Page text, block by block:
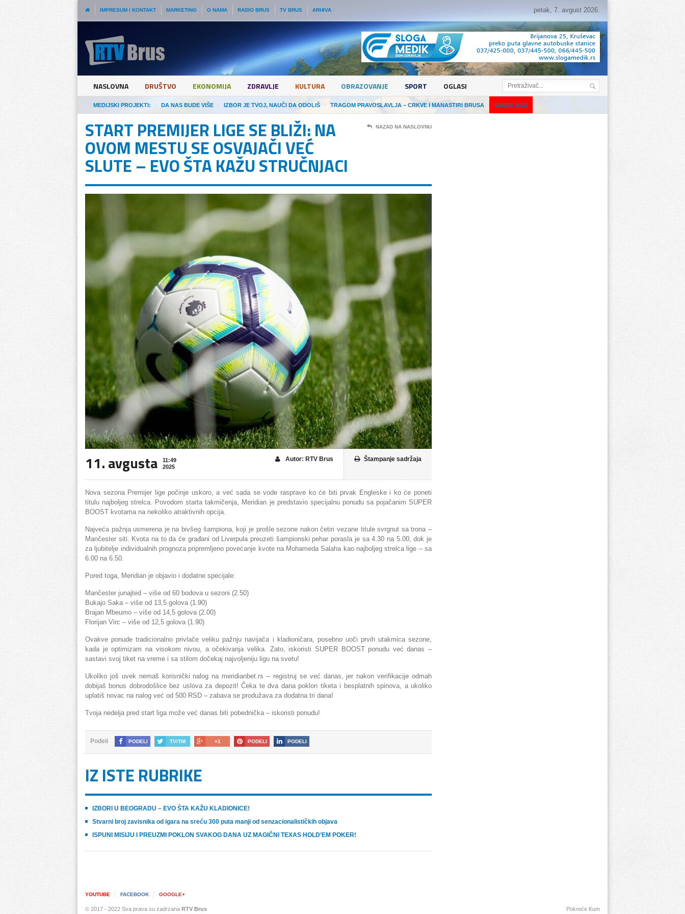
IMPRESUM / KONTAKT MARKETING O NAMA RADIO BRUS TV BRUS ARHIVA petak, 7. avgust 2026.
NASLOVNA DRUŠTVO EKONOMIJA ZDRAVLJE KULTURA OBRAZOVANJE SPORT OGLASI
MEDIJSKI PROJEKTI: DA NAS BUDE VIŠE IZBOR JE TVOJ, NAUČI DA ODOLIŠ TRAGOM PRAVOSLAVLJA – CRKVE I MANASTIRI BRUSA IZBORI 2022
START PREMIJER LIGE SE BLIŽI: NA
OVOM MESTU SE OSVAJAČI VEĆ
SLUTE – EVO ŠTA KAŽU STRUČNJACI
NAZAD NA NASLOVNU
11. avgusta
11:49
2025
Štampanje sadržaja
Autor: RTV Brus
Nova sezona Premijer lige počinje uskoro, a već sada se vode rasprave ko će biti prvak Engleske i ko će poneti
titulu najboljeg strelca. Povodom starta takmičenja, Meridian je predstavio specijalnu ponudu sa pojačanim SUPER
BOOST kvotama na nekoliko atraktivnih opcija.
Najveća pažnja usmerena je na bivšeg šampiona, koji je prošle sezone nakon četiri vezane titule svrgnut sa trona –
Mančester siti. Kvota na to da će građani od Liverpula preuzeti šampionski pehar porasla je sa 4.30 na 5.00, dok je
za ljubitelje individualnih prognoza pripremljeno povećanje kvote na Mohameda Salaha kao najboljeg strelca lige – sa
6.00 na 6.50.
Pored toga, Meridian je objavio i dodatne specijale:
Mančester junajted – više od 60 bodova u sezoni (2.50)
Bukajo Saka – više od 13,5 golova (1.90)
Brajan Mbeumo – više od 14,5 golova (2.00)
Florijan Virc – više od 12,5 golova (1.90)
Ovakve ponude tradicionalno privlače veliku pažnju navijača i kladioničara, posebno uoči prvih utakmica sezone,
kada je optimizam na visokom nivou, a očekivanja velika. Zato, iskoristi SUPER BOOST ponudu već danas –
sastavi svoj tiket na vreme i sa stilom dočekaj najvoljeniju ligu na svetu!
Ukoliko još uvek nemaš korisnički nalog na meridianbet.rs – registruj se već danas, jer nakon verifikacije odmah
dobijaš bonus dobrodošlice bez uslova za depozit! Čeka te dva dana poklon tiketa i besplatnih spinova, a ukoliko
uplatiš novac na nalog već od 500 RSD – zabava se produžava za dodatna tri dana!
Tvoja nedelja pred start liga može već danas biti pobednička – iskoristi ponudu!
Podeli PODELI TVITNI +1 PODELI PODELI
IZ ISTE RUBRIKE
IZBORI U BEOGRADU – EVO ŠTA KAŽU KLADIONICE!
Stvarni broj zavisnika od igara na sreću 300 puta manji od senzacionalističkih objava
ISPUNI MISIJU I PREUZMI POKLON SVAKOG DANA UZ MAGIČNI TEXAS HOLD’EM POKER!
YOUTUBE FACEBOOK GOOGLE+
© 2017 - 2022 Sva prava su zadrzana RTV Brus Pokreće Kum